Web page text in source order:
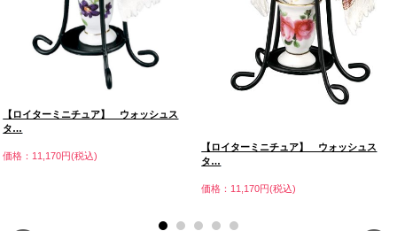
【ロイターミニチュア】 ウォッシュス
タ…
価格：11,170円(税込)
【ロイターミニチュア】 ウォッシュス
タ…
価格：11,170円(税込)